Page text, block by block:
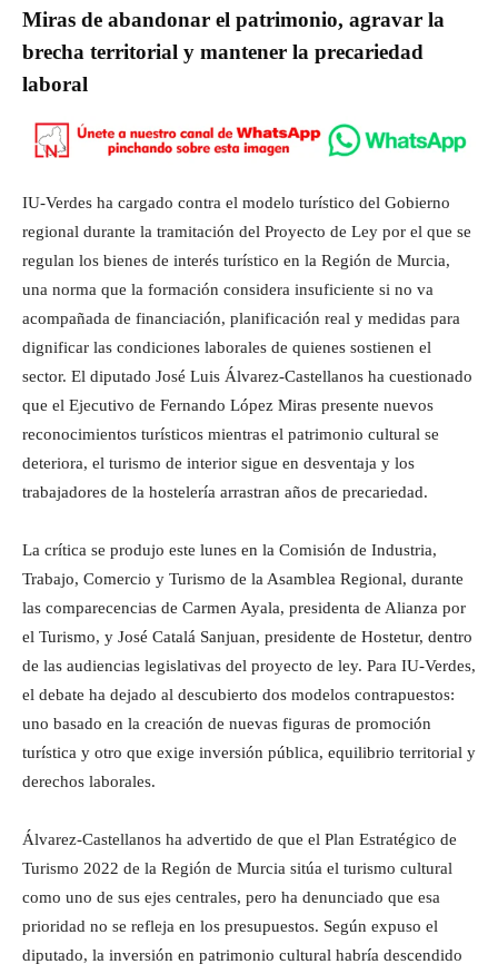
Miras de abandonar el patrimonio, agravar la
brecha territorial y mantener la precariedad
laboral
IU-Verdes ha cargado contra el modelo turístico del Gobierno
regional durante la tramitación del Proyecto de Ley por el que se
regulan los bienes de interés turístico en la Región de Murcia,
una norma que la formación considera insuficiente si no va
acompañada de financiación, planificación real y medidas para
dignificar las condiciones laborales de quienes sostienen el
sector. El diputado José Luis Álvarez-Castellanos ha cuestionado
que el Ejecutivo de Fernando López Miras presente nuevos
reconocimientos turísticos mientras el patrimonio cultural se
deteriora, el turismo de interior sigue en desventaja y los
trabajadores de la hostelería arrastran años de precariedad.
La crítica se produjo este lunes en la Comisión de Industria,
Trabajo, Comercio y Turismo de la Asamblea Regional, durante
las comparecencias de Carmen Ayala, presidenta de Alianza por
el Turismo, y José Catalá Sanjuan, presidente de Hostetur, dentro
de las audiencias legislativas del proyecto de ley. Para IU-Verdes,
el debate ha dejado al descubierto dos modelos contrapuestos:
uno basado en la creación de nuevas figuras de promoción
turística y otro que exige inversión pública, equilibrio territorial y
derechos laborales.
Álvarez-Castellanos ha advertido de que el Plan Estratégico de
Turismo 2022 de la Región de Murcia sitúa el turismo cultural
como uno de sus ejes centrales, pero ha denunciado que esa
prioridad no se refleja en los presupuestos. Según expuso el
diputado, la inversión en patrimonio cultural habría descendido